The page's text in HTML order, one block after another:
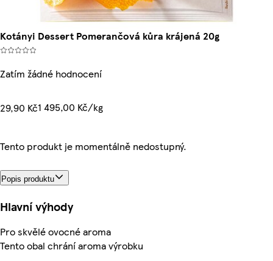
Kotányi Dessert Pomerančová kůra krájená 20g
Zatím žádné hodnocení
29,90 Kč1 495,00 Kč/kg
Tento produkt je momentálně nedostupný.
Popis produktu
Hlavní výhody
Pro skvělé ovocné aroma
Tento obal chrání aroma výrobku